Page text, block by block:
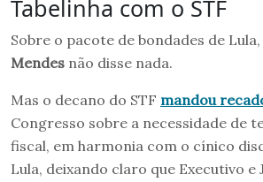
Tabelinha com o STF
Sobre o pacote de bondades de
Mendes não disse nada.
Mas o decano do STF mandou
Congresso sobre a necessidade de
fiscal, em harmonia com o cínico
Lula, deixando claro que Executivo e